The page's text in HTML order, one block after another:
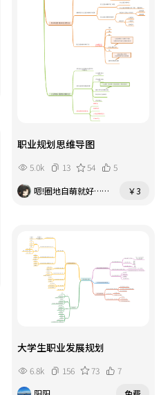
职业规划思维导图
5.0k 13 54
5
嗯!圈地自萌就好……
￥3
大学生职业发展规划
6.8k 156 73
7